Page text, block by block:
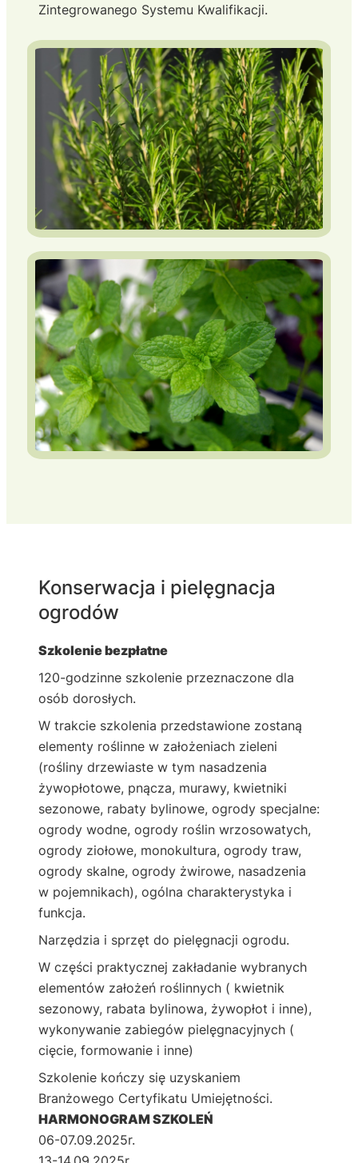
Zintegrowanego Systemu Kwalifikacji.
Konserwacja i pielęgnacja
ogrodów
Szkolenie bezpłatne
120-godzinne szkolenie przeznaczone dla
osób dorosłych.
W trakcie szkolenia przedstawione zostaną
elementy roślinne w założeniach zieleni
(rośliny drzewiaste w tym nasadzenia
żywopłotowe, pnącza, murawy, kwietniki
sezonowe, rabaty bylinowe, ogrody specjalne:
ogrody wodne, ogrody roślin wrzosowatych,
ogrody ziołowe, monokultura, ogrody traw,
ogrody skalne, ogrody żwirowe, nasadzenia
w pojemnikach), ogólna charakterystyka i
funkcja.
Narzędzia i sprzęt do pielęgnacji ogrodu.
W części praktycznej zakładanie wybranych
elementów założeń roślinnych ( kwietnik
sezonowy, rabata bylinowa, żywopłot i inne),
wykonywanie zabiegów pielęgnacyjnych (
cięcie, formowanie i inne)
Szkolenie kończy się uzyskaniem
Branżowego Certyfikatu Umiejętności.
HARMONOGRAM SZKOLEŃ
06-07.09.2025r.